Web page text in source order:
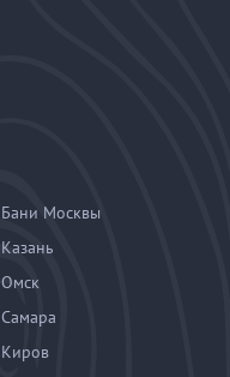
Бани Москвы
Казань
Омск
Самара
Киров